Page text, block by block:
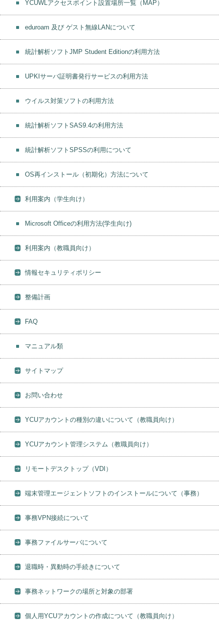
YCUWLアクセスポイント設置場所一覧（MAP）
eduroam 及び ゲスト無線LANについて
統計解析ソフトJMP Student Editionの利用方法
UPKIサーバ証明書発行サービスの利用方法
ウイルス対策ソフトの利用方法
統計解析ソフトSAS9.4の利用方法
統計解析ソフトSPSSの利用について
OS再インストール（初期化）方法について
利用案内（学生向け）
Microsoft Officeの利用方法(学生向け)
利用案内（教職員向け）
情報セキュリティポリシー
整備計画
FAQ
マニュアル類
サイトマップ
お問い合わせ
YCUアカウントの種別の違いについて（教職員向け）
YCUアカウント管理システム（教職員向け）
リモートデスクトップ（VDI）
端末管理エージェントソフトのインストールについて（事務）
事務VPN接続について
事務ファイルサーバについて
退職時・異動時の手続きについて
事務ネットワークの場所と対象の部署
個人用YCUアカウントの作成について（教職員向け）